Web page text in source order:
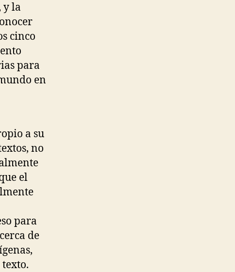
y la
cinco
para
en
a su
no
el
para
de